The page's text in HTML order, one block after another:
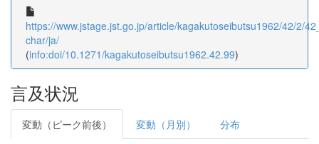
https://www.jstage.jst.go.jp/article/kagakutoseibutsu1962/42/2/
char/ja/
(info:doi/10.1271/kagakutoseibutsu1962.42.99)
言及状況
変動（ピーク前後） 変動（月別） 分布